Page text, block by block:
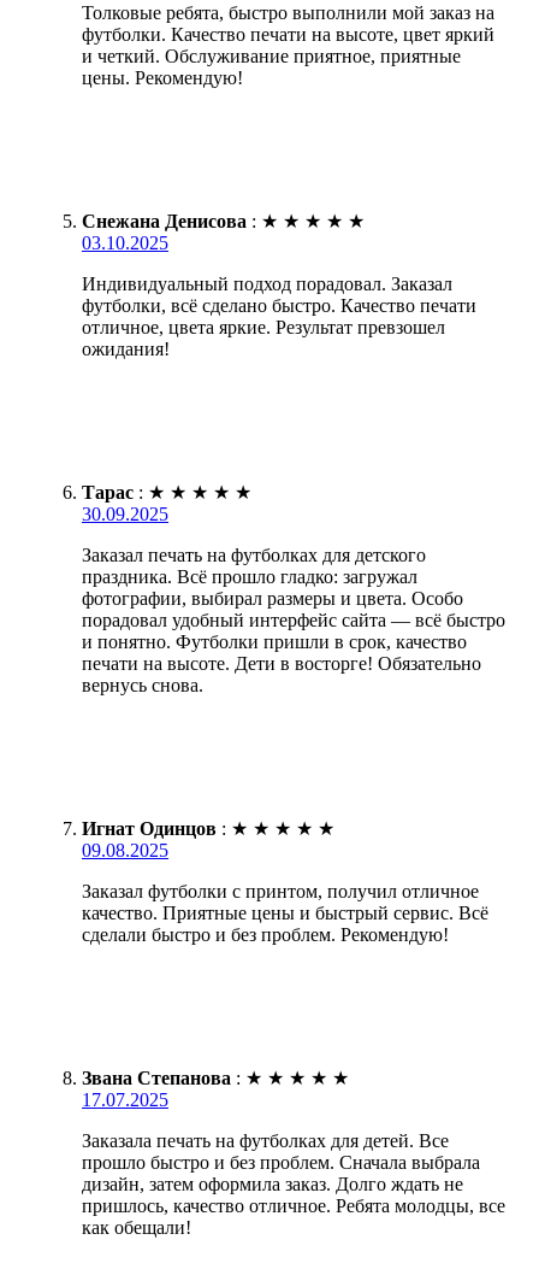
Толковые ребята, быстро выполнили мой заказ на
футболки. Качество печати на высоте, цвет яркий
и четкий. Обслуживание приятное, приятные
цены. Рекомендую!
Снежана Денисова : ★ ★ ★ ★ ★
03.10.2025
Индивидуальный подход порадовал. Заказал
футболки, всё сделано быстро. Качество печати
отличное, цвета яркие. Результат превзошел
ожидания!
Тарас : ★ ★ ★ ★ ★
30.09.2025
Заказал печать на футболках для детского
праздника. Всё прошло гладко: загружал
фотографии, выбирал размеры и цвета. Особо
порадовал удобный интерфейс сайта — всё быстро
и понятно. Футболки пришли в срок, качество
печати на высоте. Дети в восторге! Обязательно
вернусь снова.
Игнат Одинцов : ★ ★ ★ ★ ★
09.08.2025
Заказал футболки с принтом, получил отличное
качество. Приятные цены и быстрый сервис. Всё
сделали быстро и без проблем. Рекомендую!
Звана Степанова : ★ ★ ★ ★ ★
17.07.2025
Заказала печать на футболках для детей. Все
прошло быстро и без проблем. Сначала выбрала
дизайн, затем оформила заказ. Долго ждать не
пришлось, качество отличное. Ребята молодцы, все
как обещали!